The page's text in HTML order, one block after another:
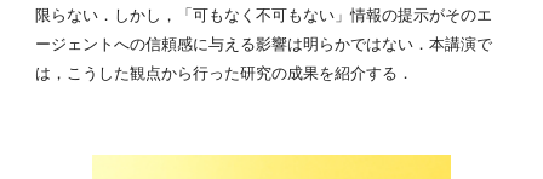
限らない．しかし，「可もなく不可もない」情報の提示がそのエ
ージェントへの信頼感に与える影響は明らかではない．本講演で
は，こうした観点から行った研究の成果を紹介する．